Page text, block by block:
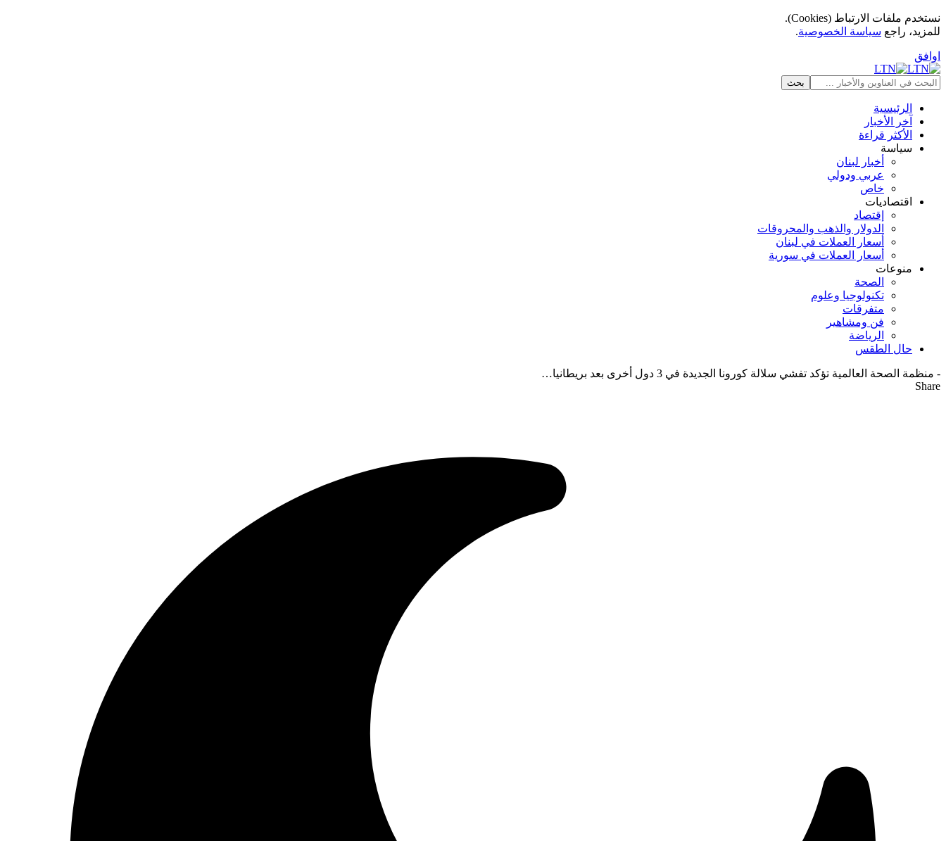
نستخدم ملفات الارتباط (Cookies).
للمزيد، راجع سياسة الخصوصية.
اوافق
الرئيسية
آخر الأخبار
الأكثر قراءة
سياسة
أخبار لبنان
عربي ودولي
خاص
اقتصاديات
إقتصاد
الدولار والذهب والمحروقات
أسعار العملات في لبنان
أسعار العملات في سورية
منوعات
الصحة
تكنولوجيا وعلوم
متفرقات
فن ومشاهير
الرياضة
حال الطقس
- منظمة الصحة العالمية تؤكد تفشي سلالة كورونا الجديدة في 3 دول أخرى بعد بريطانيا…
Share